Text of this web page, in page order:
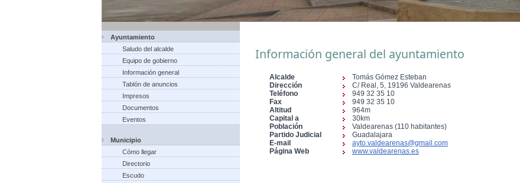
Ayuntamiento
Saludo del alcalde
Equipo de gobierno
Información general
Tablón de anuncios
Impresos
Documentos
Eventos
Municipio
Cómo llegar
Directorio
Escudo
Información general del ayuntamiento
Alcalde
Tomás Gómez Esteban
Dirección
C/ Real, 5, 19196 Valdearenas
Teléfono
949 32 35 10
Fax
949 32 35 10
Altitud
964m
Capital a
30km
Población
Valdearenas (110 habitantes)
Partido Judicial
Guadalajara
E-mail
ayto.valdearenas@gmail.com
Página Web
www.valdearenas.es